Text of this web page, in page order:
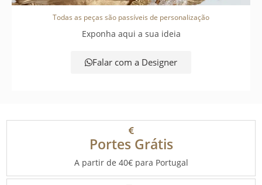
Todas as peças são passíveis de personalização
Exponha aqui a sua ideia
Falar com a Designer
Portes Grátis
A partir de 40€ para Portugal